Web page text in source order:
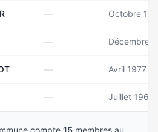
— Octobre
— Décembre
— Avril 1977
— Juillet 1962
compte 15 membres au